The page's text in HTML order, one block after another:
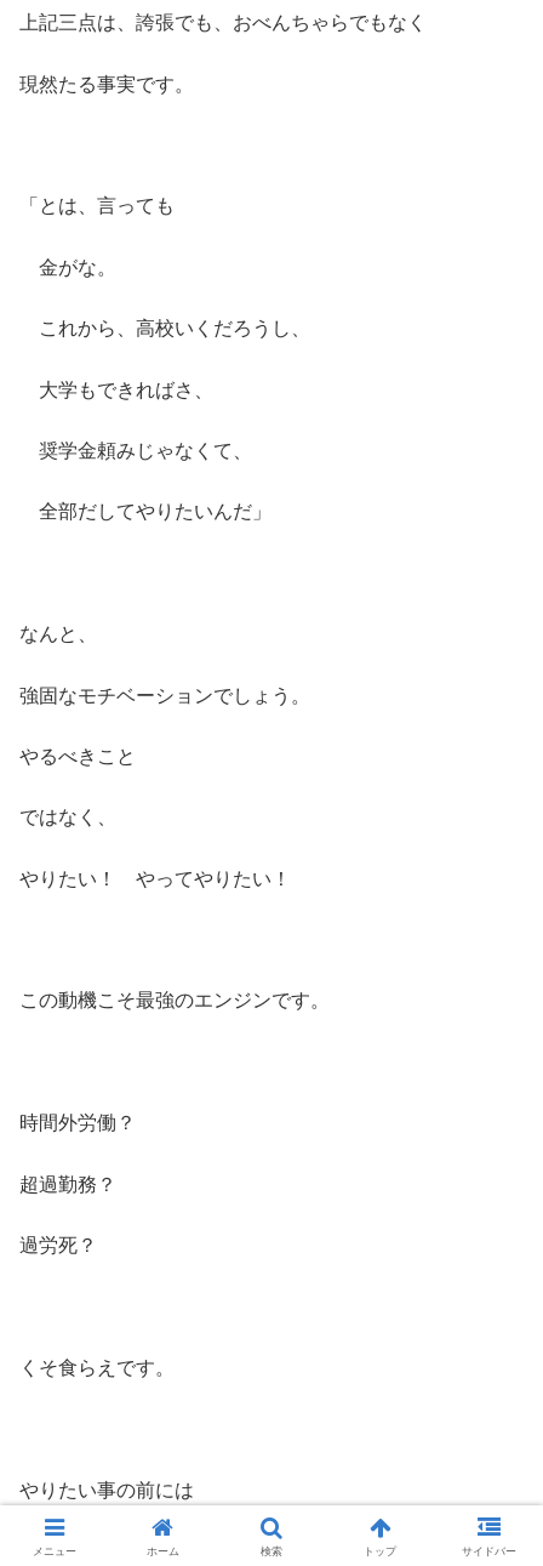
上記三点は、誇張でも、おべんちゃらでもなく
現然たる事実です。
「とは、言っても
金がな。
これから、高校いくだろうし、
大学もできればさ、
奨学金頼みじゃなくて、
全部だしてやりたいんだ」
なんと、
強固なモチベーションでしょう。
やるべきこと
ではなく、
やりたい！ やってやりたい！
この動機こそ最強のエンジンです。
時間外労働？
超過勤務？
過労死？
くそ食らえです。
やりたい事の前には
吹っ飛んでしまいます。
メニュー ホーム 検索 トップ サイドバー